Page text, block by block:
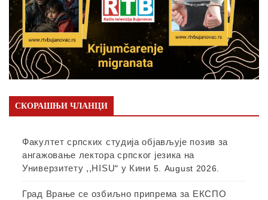
СКОРАШЊИ ЧЛАНЦИ
Факултет српских студија објављује позив за
ангажовање лектора српског језика на
Универзитету ,,HISU“ у Кини 5. August 2026.
Град Врање се озбиљно припрема за ЕКСПО